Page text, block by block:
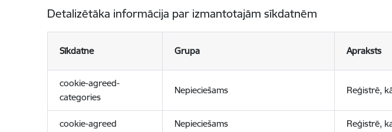
Detalizētāka informācija par izmantotajām sīkdatnēm
Sīkdatne Grupa Apraksts
cookie-agreed-
categories
Nepieciešams Reģistrē,
cookie-agreed Nepieciešams Reģistrē,